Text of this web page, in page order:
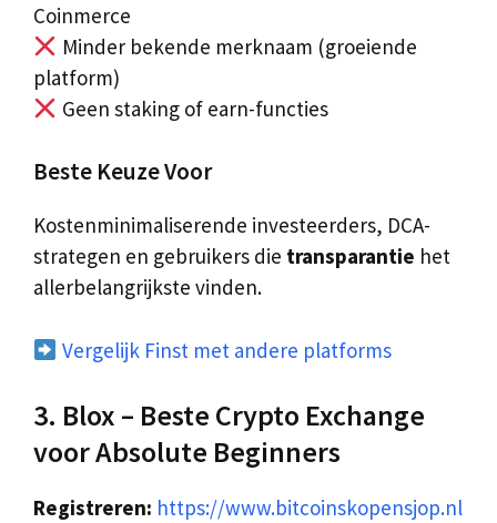
Coinmerce
Minder bekende merknaam (groeiende
platform)
Geen staking of earn-functies
Beste Keuze Voor
Kostenminimaliserende investeerders, DCA-
strategen en gebruikers die transparantie het
allerbelangrijkste vinden.
Vergelijk Finst met andere platforms
3. Blox – Beste Crypto Exchange
voor Absolute Beginners
Registreren: https://www.bitcoinskopensjop.nl